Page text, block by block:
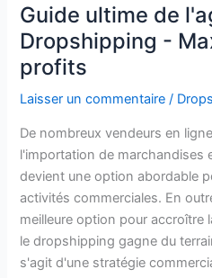
Guide ultime de
Dropshipping -
profits
Laisser un commentaire /
De nombreux vendeurs en
l'importation de marchandises
devient une option abordable
activités commerciales. En
meilleure option pour accroître
le dropshipping gagne du
s'agit d'une stratégie
l'agent
de
Dropshipping
-
Maximiser
profits